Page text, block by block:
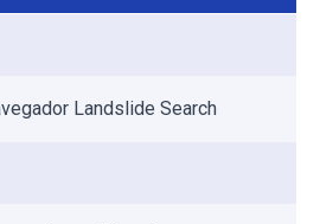
Landslide Search